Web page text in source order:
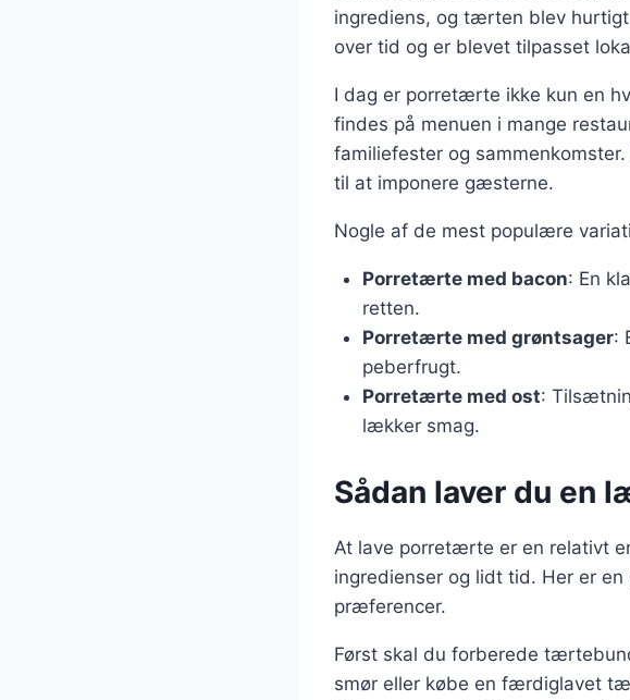
ingrediens, og tærten blev
over tid og er blevet tilpasset
I dag er porretærte ikke kun en
findes på menuen i mange
familiefester og
til at imponere gæsterne.
Nogle af de mest populære
Porretærte med bacon: En
retten.
Porretærte med grøntsager:
peberfrugt.
Porretærte med ost:
lækker smag.
Sådan laver du en
At lave porretærte er en relativt
ingredienser og lidt tid. Her er
præferencer.
Først skal du forberede
smør eller købe en færdiglavet